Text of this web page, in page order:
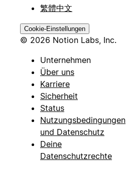
繁體中文
Cookie-Einstellungen
© 2026 Notion Labs, Inc.
Unternehmen
Über uns
Karriere
Sicherheit
Status
Nutzungsbedingungen
und Datenschutz
Deine
Datenschutzrechte